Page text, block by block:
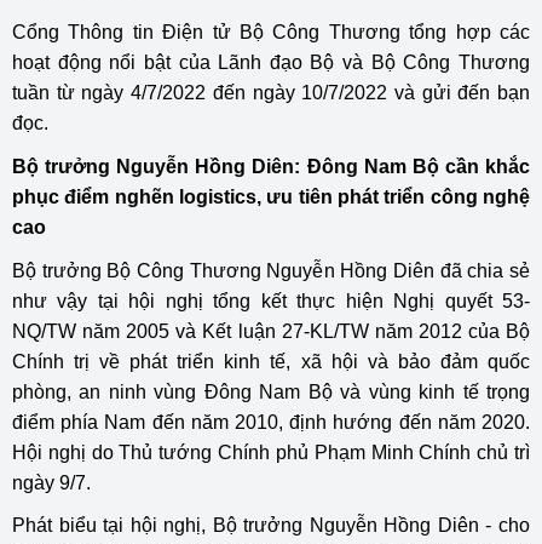
Cổng Thông tin Điện tử Bộ Công Thương tổng hợp các
hoạt động nổi bật của Lãnh đạo Bộ và Bộ Công Thương
tuần từ ngày 4/7/2022 đến ngày 10/7/2022 và gửi đến bạn
đọc.
Bộ trưởng Nguyễn Hồng Diên: Đông Nam Bộ cần khắc
phục điểm nghẽn logistics, ưu tiên phát triển công nghệ
cao
Bộ trưởng Bộ Công Thương Nguyễn Hồng Diên đã chia sẻ
như vậy tại hội nghị tổng kết thực hiện Nghị quyết 53-
NQ/TW năm 2005 và Kết luận 27-KL/TW năm 2012 của Bộ
Chính trị về phát triển kinh tế, xã hội và bảo đảm quốc
phòng, an ninh vùng Đông Nam Bộ và vùng kinh tế trọng
điểm phía Nam đến năm 2010, định hướng đến năm 2020.
Hội nghị do Thủ tướng Chính phủ Phạm Minh Chính chủ trì
ngày 9/7.
Phát biểu tại hội nghị, Bộ trưởng Nguyễn Hồng Diên - cho